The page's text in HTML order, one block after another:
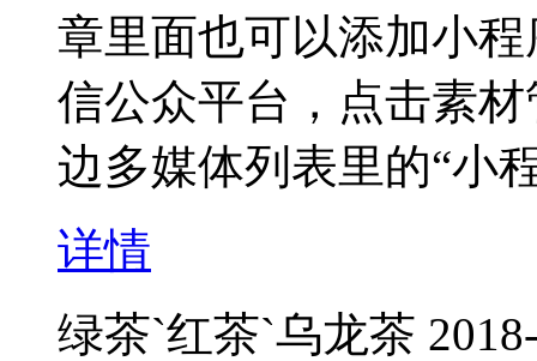
章里面也可以添加小
信公众平台，点击素
边多媒体列表里的“小
详情
绿茶`红茶`乌龙茶